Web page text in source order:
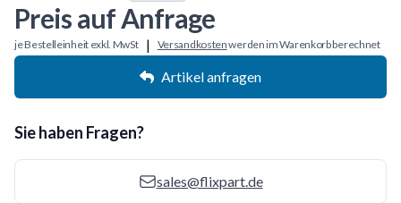
Preis auf Anfrage
je Bestelleinheit exkl. MwSt | Versandkostenwerden im Warenkorb berechnet
Artikel anfragen
Sie haben Fragen?
sales@flixpart.de